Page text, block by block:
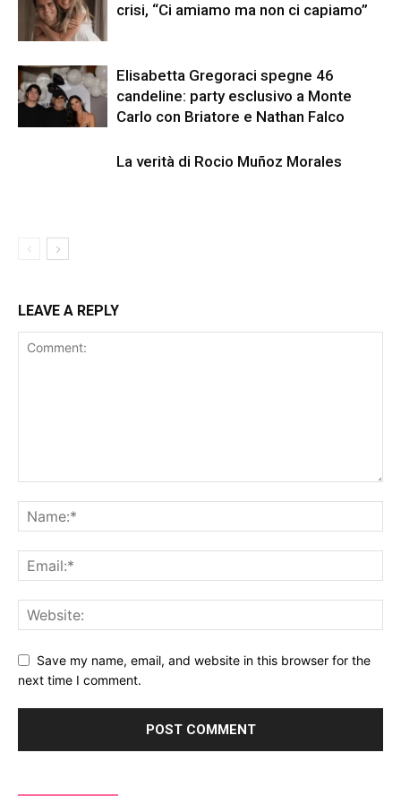
crisi, “Ci amiamo ma non ci capiamo”
Elisabetta Gregoraci spegne 46
candeline: party esclusivo a Monte
Carlo con Briatore e Nathan Falco
La verità di Rocio Muñoz Morales
LEAVE A REPLY
Save my name, email, and website in this browser for the
next time I comment.